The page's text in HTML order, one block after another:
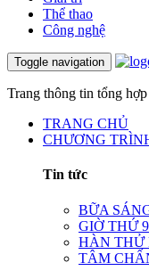
Thể thao
Công nghệ
Toggle navigation
Trang thông tin tổng
TRANG CHỦ
CHƯƠNG
Tin tức
BỮA
GIỜ THỨ 9
HÀN THỬ
TÂM